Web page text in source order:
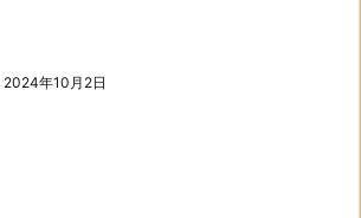
2024年10月2日